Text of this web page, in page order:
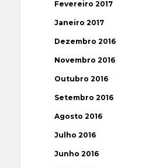
Fevereiro 2017
Janeiro 2017
Dezembro 2016
Novembro 2016
Outubro 2016
Setembro 2016
Agosto 2016
Julho 2016
Junho 2016